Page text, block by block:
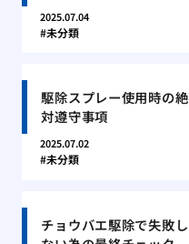
2025.07.04
未分類
駆除スプレー使用時の絶
対遵守事項
2025.07.02
未分類
チョウバエ駆除で失敗し